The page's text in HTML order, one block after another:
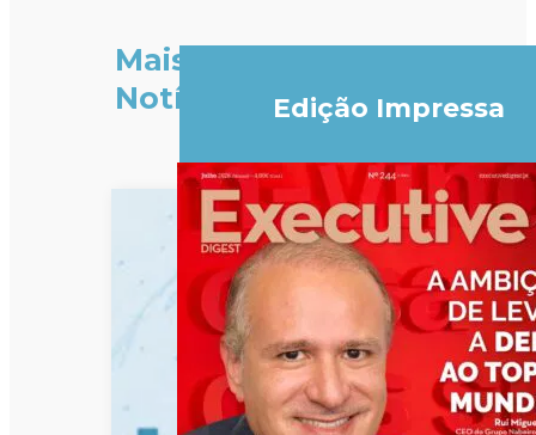
Mais
Notícias
Edição Impressa